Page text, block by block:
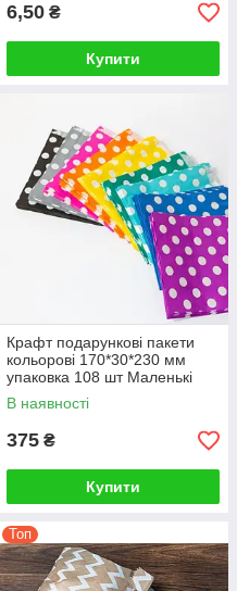
6,50 ₴
Купити
Крафт подарункові пакети
кольорові 170*30*230 мм
упаковка 108 шт Маленькі
Набір пакетів подарункових
паперових
В наявності
375 ₴
Купити
Топ